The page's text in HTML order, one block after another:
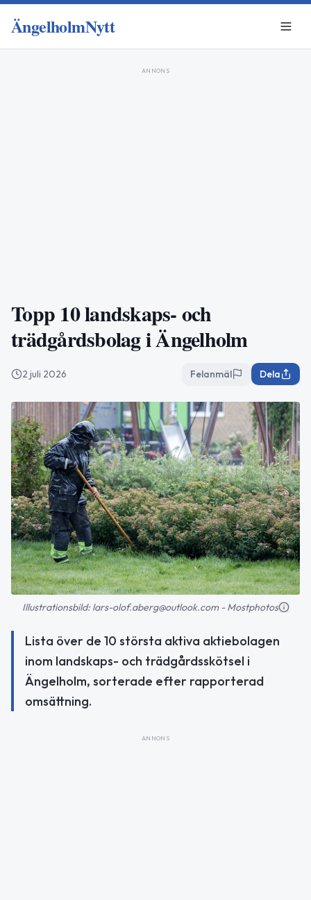
ÄngelholmNytt
ANNONS
Topp 10 landskaps- och
trädgårdsbolag i Ängelholm
2 juli 2026 Felanmäl Dela
Illustrationsbild: lars-olof.aberg@outlook.com - Mostphotos
Lista över de 10 största aktiva aktiebolagen
inom landskaps- och trädgårdsskötsel i
Ängelholm, sorterade efter rapporterad
omsättning.
ANNONS